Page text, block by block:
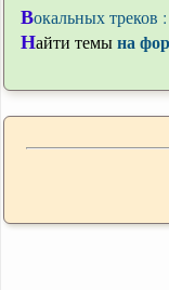
Вокальных треков :
Найти темына